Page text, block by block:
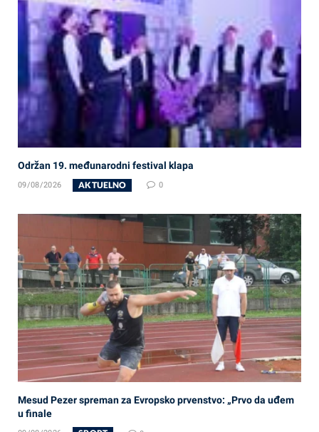
Održan 19. međunarodni festival klapa
09/08/2026 AKTUELNO 0
Mesud Pezer spreman za Evropsko prvenstvo: „Prvo da uđem
u finale